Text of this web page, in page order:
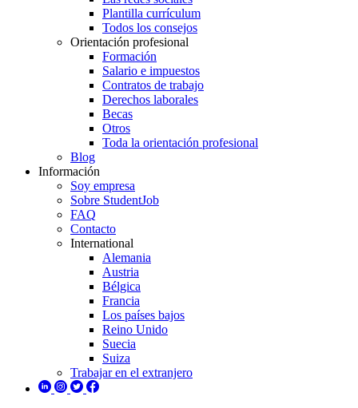
Plantilla currículum
Todos los consejos
Orientación profesional
Formación
Salario e impuestos
Contratos de trabajo
Derechos laborales
Becas
Otros
Toda la orientación profesional
Blog
Información
Soy empresa
Sobre StudentJob
FAQ
Contacto
International
Alemania
Austria
Bélgica
Francia
Los países bajos
Reino Unido
Suecia
Suiza
Trabajar en el extranjero